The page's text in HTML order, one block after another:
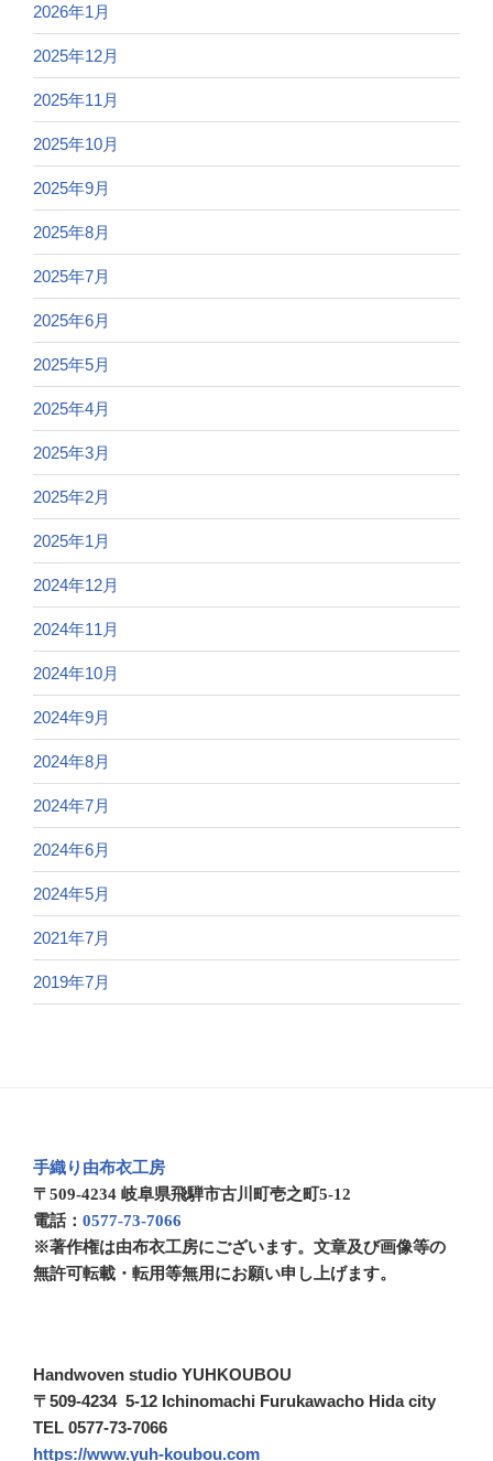
2026年1月
2025年12月
2025年11月
2025年10月
2025年9月
2025年8月
2025年7月
2025年6月
2025年5月
2025年4月
2025年3月
2025年2月
2025年1月
2024年12月
2024年11月
2024年10月
2024年9月
2024年8月
2024年7月
2024年6月
2024年5月
2021年7月
2019年7月
手織り由布衣工房
〒509-4234 岐阜県飛騨市古川町壱之町5-12
電話： 0577-73-7066
※著作権は由布衣工房にございます。文章及び画像等の
無許可転載・転用等無用にお願い申し上げます。
Handwoven studio YUHKOUBOU
〒509-4234 5-12 Ichinomachi Furukawacho Hida city
TEL 0577-73-7066
https://www.yuh-koubou.com